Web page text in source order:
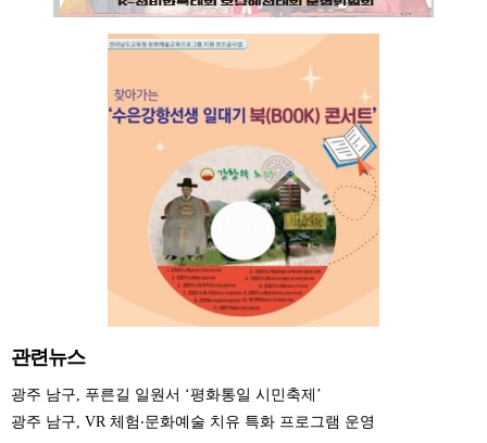
관련뉴스
광주 남구, 푸른길 일원서 ‘평화통일 시민축제’
광주 남구, VR 체험‧문화예술 치유 특화 프로그램 운영